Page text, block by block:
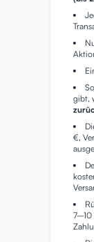
gibt,
€,
7–10